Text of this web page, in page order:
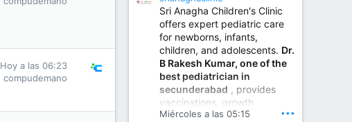
Hoy a las 06:23
compudemano
techniques.
Best Urologist in Vijayawada | Urology Specialist in Vijayawada
Dr. A. V. Krishna Kishore,
the Best Urologist...
www.drkrishnakishore.com
Sri Anagha Children's Clinic
offers expert pediatric care
for newborns, infants,
children, and adolescents. Dr.
B Rakesh Kumar, one of the
best pediatrician in
secunderabad , provides
vaccinations, growth
monitoring, newborn care,
Miércoles a las 05:15 •••